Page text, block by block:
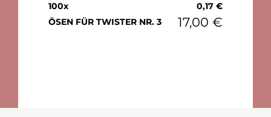
100x 0,17 €
ÖSEN FÜR TWISTER NR. 3
17,00 €